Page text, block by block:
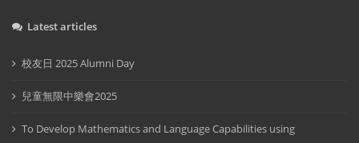
Latest articles
校友日 2025 Alumni Day
兒童無限中樂會2025
To Develop Mathematics and Language Capabilities using